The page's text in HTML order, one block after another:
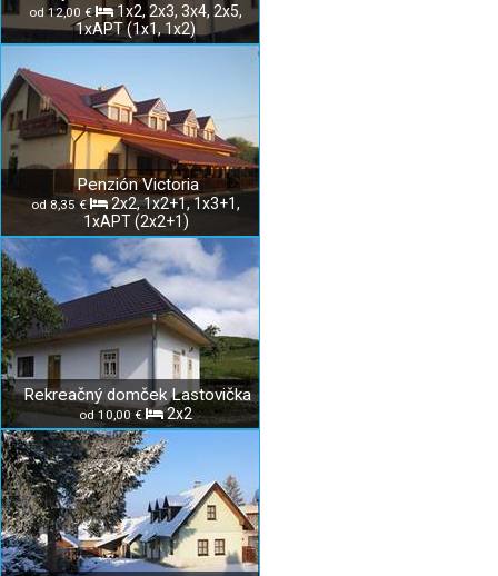
od 12,00 €
1x2, 2x3, 3x4, 2x5,
1xAPT (1x1, 1x2)
Penzión Victoria
od 8,35 €
2x2, 1x2+1, 1x3+1,
1xAPT (2x2+1)
Rekreačný domček Lastovička
od 10,00 € 2x2